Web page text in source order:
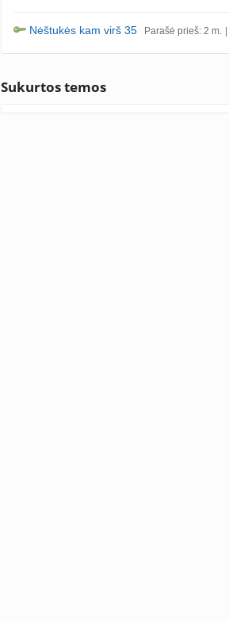
Nėštukės kam virš 35 Parašė prieš: 2 m.
Sukurtos temos